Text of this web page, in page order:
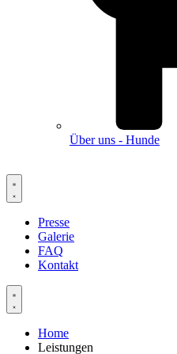
Über uns - Hunde
Presse
Galerie
FAQ
Kontakt
Home
Leistungen